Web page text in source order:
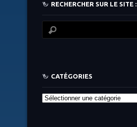
RECHERCHER SUR LE SITE :
CATÉGORIES
Catégories